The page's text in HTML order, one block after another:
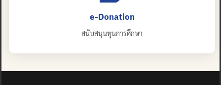
e-Donation
สนับสนุนทุนการศึกษา